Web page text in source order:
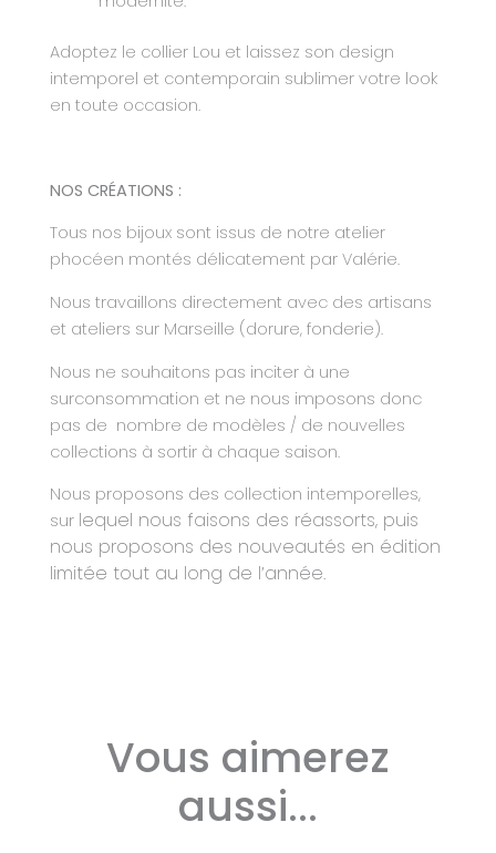
Adoptez le collier Lou et laissez son design
intemporel et contemporain sublimer votre look
en toute occasion.
NOS CRÉATIONS :
Tous nos bijoux sont issus de notre atelier
phocéen montés délicatement par Valérie.
Nous travaillons directement avec des artisans
et ateliers sur Marseille (dorure, fonderie).
Nous ne souhaitons pas inciter à une
surconsommation et ne nous imposons donc
pas de nombre de modèles / de nouvelles
collections à sortir à chaque saison.
Nous proposons des collection intemporelles,
sur lequel nous faisons des réassorts, puis
nous proposons des nouveautés en édition
limitée tout au long de l’année.
Vous aimerez
aussi...